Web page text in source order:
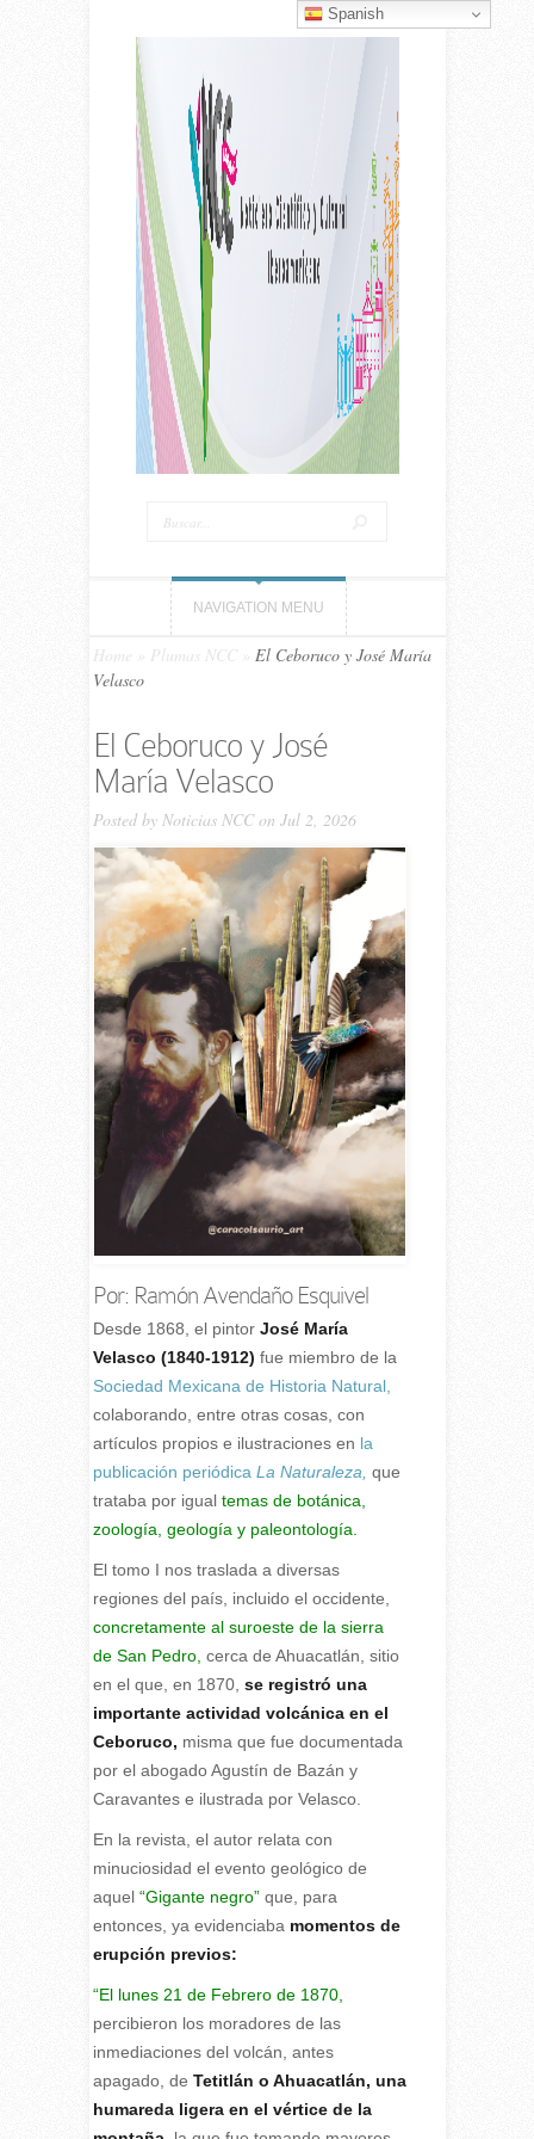
NAVIGATION MENU
Home Plumas NCC
El Ceboruco y José María
Velasco
El Ceboruco y José
María Velasco
Posted by Noticias NCCon Jul 2, 2026
Por: Ramón Avendaño Esquivel
Desde 1868, el pintor José María
Velasco (1840-1912) fue miembro de la
Sociedad Mexicana de Historia Natural,
colaborando, entre otras cosas, con
artículos propios e ilustraciones en la
publicación periódica La Naturaleza, que
trataba por igual temas de botánica,
zoología, geología y paleontología.
El tomo I nos traslada a diversas
regiones del país, incluido el occidente,
concretamente al suroeste de la sierra
de San Pedro, cerca de Ahuacatlán, sitio
en el que, en 1870, se registró una
importante actividad volcánica en el
Ceboruco, misma que fue documentada
por el abogado Agustín de Bazán y
Caravantes e ilustrada por Velasco.
En la revista, el autor relata con
minuciosidad el evento geológico de
aquel“Gigante negro”que, para
entonces, ya evidenciaba momentos de
erupción previos:
“El lunes 21 de Febrero de 1870,
percibieron los moradores de las
inmediaciones del volcán, antes
apagado, de Tetitlán o Ahuacatlán, una
humareda ligera en el vértice de la
Spanish